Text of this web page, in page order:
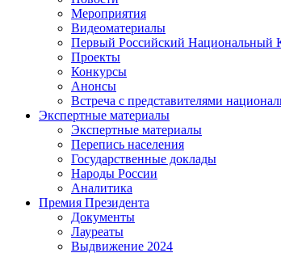
Мероприятия
Видеоматериалы
Первый Российский Национальный
Проекты
Конкурсы
Анонсы
Встреча с представителями
Экспертные материалы
Экспертные материалы
Перепись населения
Государственные доклады
Народы России
Аналитика
Премия Президента
Документы
Лауреаты
Выдвижение 2024